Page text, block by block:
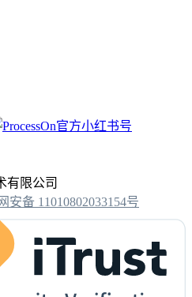
有限公司
安备 11010802033154号